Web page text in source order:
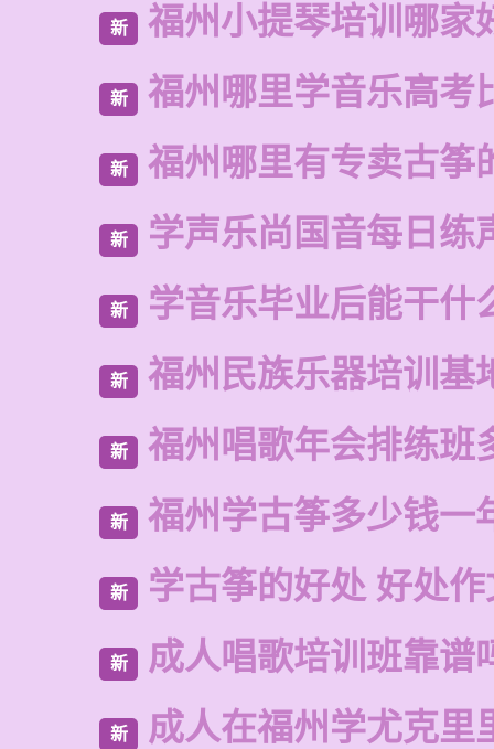
新 福州小提琴培训哪家
新 福州哪里学音乐高考
新 福州哪里有专卖古筝
新 学声乐尚国音每日练
新 学音乐毕业后能干什
新 福州民族乐器培训基
新 福州唱歌年会排练班
新 福州学古筝多少钱一
新 学古筝的好处 好处作
新 成人唱歌培训班靠谱
新 成人在福州学尤克里